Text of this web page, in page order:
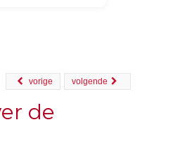
volgende
vorige
de